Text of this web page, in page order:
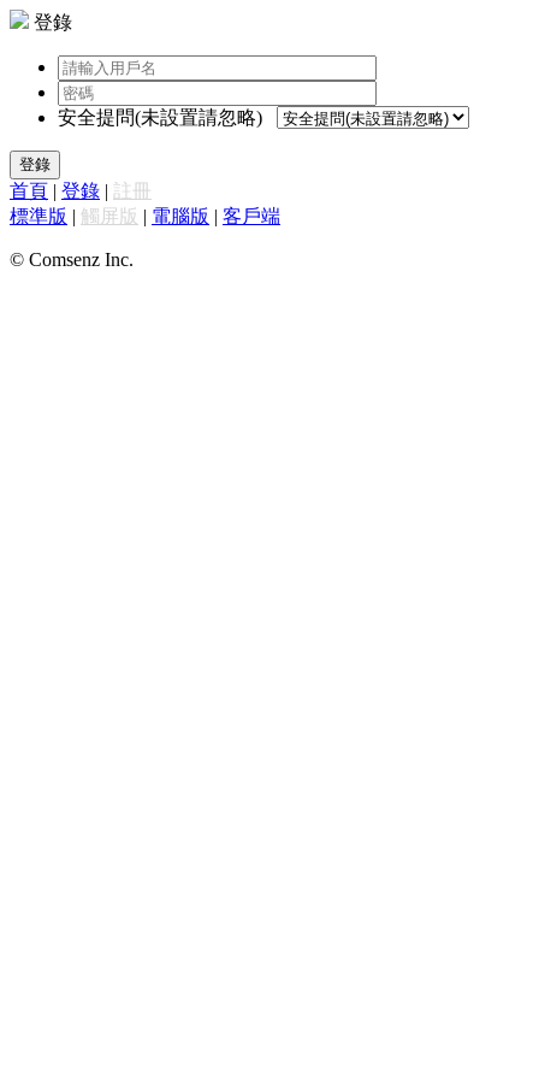
登錄
安全提問(未設置請忽略)
登錄
首頁 | 登錄 | 註冊
標準版 | 觸屏版 | 電腦版 | 客戶端
© Comsenz Inc.